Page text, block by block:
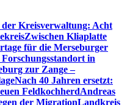
der Kreisverwaltung: Acht
Zwischen Kliaplatte
für die Merseburger
in
zur Zange –
Nach 40 Jahren ersetzt:
FeldkochherdAndreas
der MigrationLandkreis